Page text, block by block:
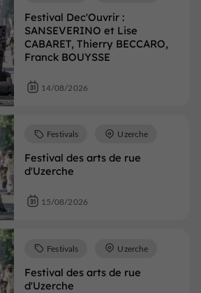
Festival Dec'Ouvrir :
SANSEVERINO et Lise
CABARET, Thierry BECCARO,
Franck BOUYSSE
14/08/2026
Festival des arts de rue
d'Uzerche
Festivals Uzerche
15/08/2026
Festival des arts de rue
d'Uzerche
Festivals Uzerche